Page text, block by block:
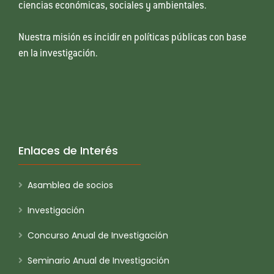
ciencias económicas, sociales y ambientales.
Nuestra misión es incidir en políticas públicas con base
en la investigación.
Enlaces de Interés
Asamblea de socios
Investigación
Concurso Anual de Investigación
Seminario Anual de Investigación